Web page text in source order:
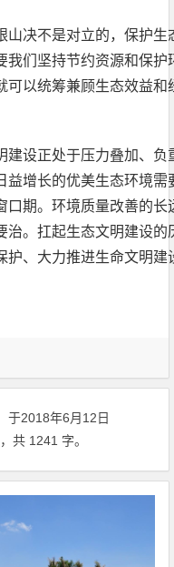
山决不是对立的，保护
我们坚持节约资源和保
可以统筹兼顾生态效益
建设正处于压力叠加、
益增长的优美生态环境
口期。环境质量改善的
治。扛起生态文明建设
护、大力推进生命文明
于2018年6月12日
共 1241 字。